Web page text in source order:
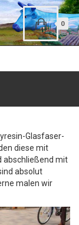
0
Glasfaser-
diese mit
abschließend mit
absolut
malen wir